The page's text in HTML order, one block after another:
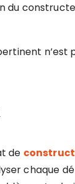
du
de
chaque